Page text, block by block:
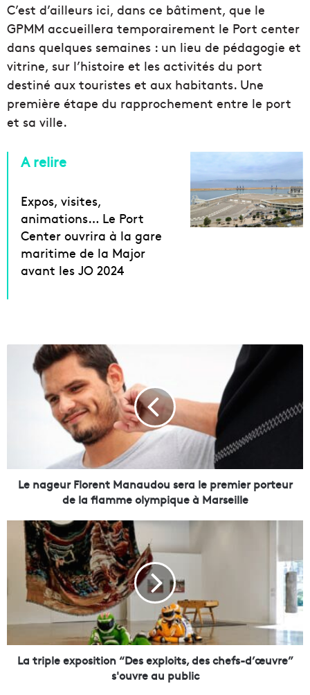
C’est d’ailleurs ici, dans ce bâtiment, que le
GPMM accueillera temporairement le Port center
dans quelques semaines : un lieu de pédagogie et
vitrine, sur l’histoire et les activités du port
destiné aux touristes et aux habitants. Une
première étape du rapprochement entre le port
et sa ville.
A relire
Expos, visites,
animations… Le Port
Center ouvrira à la gare
maritime de la Major
avant les JO 2024
F
n
u
d
Le nageur Florent Manaudou sera le premier porteur
de la flamme olympique à Marseille
p
e
e
La triple exposition “Des exploits, des chefs-d’œuvre”
s'ouvre au public